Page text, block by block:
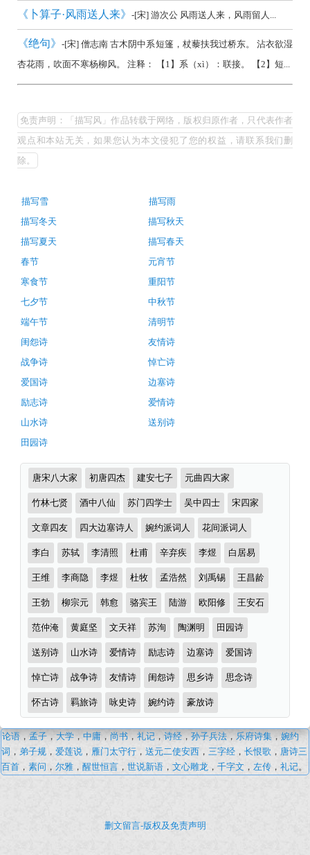
《卜算子·风雨送人来》 -[宋] 游次公 风雨送人来，风雨留人...
《绝句》-[宋] 僧志南 古木阴中系短篷，杖藜扶我过桥东。 沾衣欲湿
杏花雨，吹面不寒杨柳风。 注释： 【1】系（xì）：联接。 【2】短...
写
风
古
词
（精
选
多
首）
免责声明：「描写风」作品转载于网络，版权归原作者，只代表作者
观点和本站无关，如果您认为本文侵犯了您的权益，请联系我们删
除。
古
词
推
荐
描写雪
描写雨
描写冬天
描写秋天
描写夏天
描写春天
春节
元宵节
寒食节
重阳节
七夕节
中秋节
端午节
清明节
闺怨诗
友情诗
战争诗
悼亡诗
爱国诗
边塞诗
励志诗
爱情诗
山水诗
送别诗
田园诗
诗
词
分
类
唐宋八大家 初唐四杰 建安七子 元曲四大家
竹林七贤 酒中八仙 苏门四学士 吴中四士 宋四家
文章四友 四大边塞诗人 婉约派词人 花间派词人
李白 苏轼 李清照 杜甫 辛弃疾 李煜 白居易
王维 李商隐 李煜 杜牧 孟浩然 刘禹锡 王昌龄
王勃 柳宗元 韩愈 骆宾王 陆游 欧阳修 王安石
范仲淹 黄庭坚 文天祥 苏洵 陶渊明 田园诗
送别诗 山水诗 爱情诗 励志诗 边塞诗 爱国诗
悼亡诗 战争诗 友情诗 闺怨诗 思乡诗 思念诗
怀古诗 羁旅诗 咏史诗 婉约诗 豪放诗
描
写
风
论语 ，孟子 ，大学 ，中庸 ， 尚书 ，礼记，诗经，孙子兵法 ， 乐府诗集 ，婉约
词 ， 弟子规 ，爱莲说 ， 雁门太守行 ，送元二使安西 ，三字经 ，长恨歌 ， 唐诗三
百首 ，素问 ，尔雅 ，醒世恒言 ，世说新语 ，文心雕龙 ，千字文 ，左传 ，礼记。
删文留言-版权及免责声明